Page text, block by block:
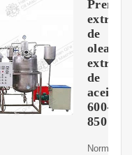
Prensa
de
de
aceites
600-
850